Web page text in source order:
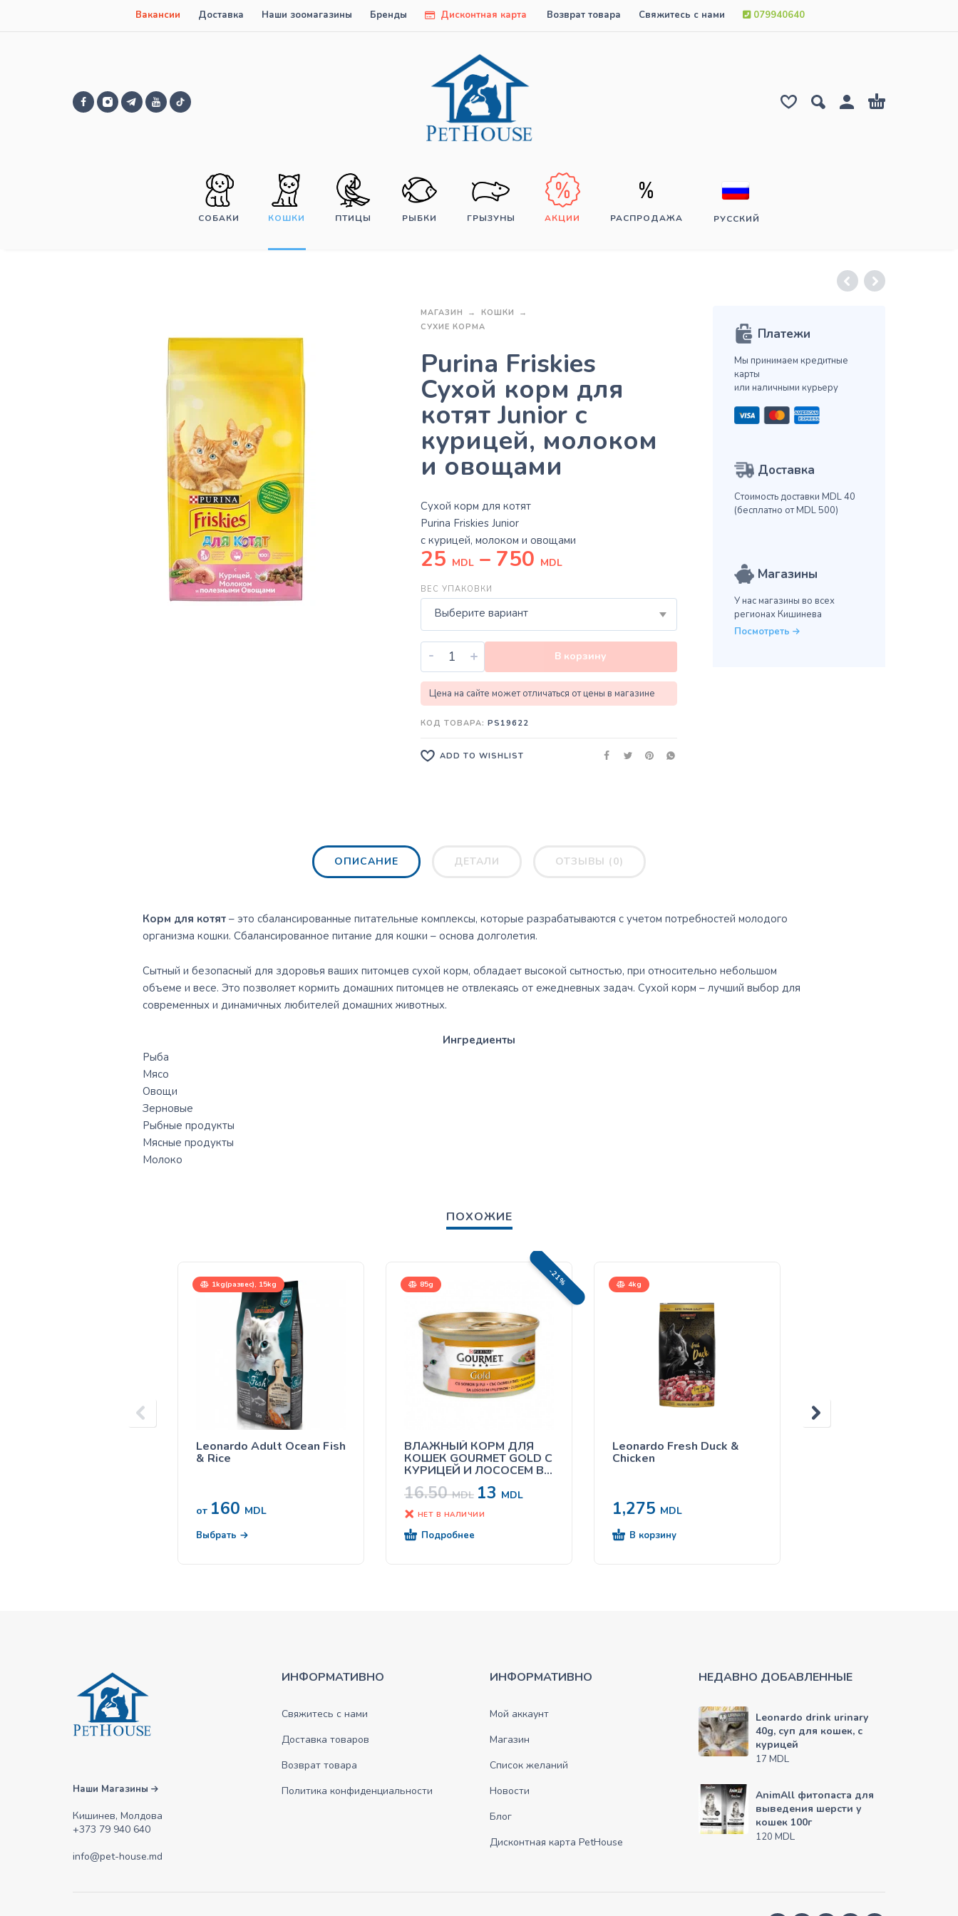
Вакансии Доставка Наши зоомагазины Бренды Дисконтная карта Возврат товара Свяжитесь с нами 079940640
СОБАКИ КОШКИ ПТИЦЫ РЫБКИ ГРЫЗУНЫ АКЦИИ РАСПРОДАЖА РУССКИЙ
МАГАЗИН
КОШКИ
СУХИЕ КОРМА
Purina Friskies
Сухой корм для
котят Junior с
курицей, молоком
и овощами
Сухой корм для котят
Purina Friskies Junior
с курицей, молоком и овощами
25 MDL – 750 MDL
ВЕС УПАКОВКИ
Выберите вариант
- + В корзину
Цена на сайте может отличаться от цены в магазине
КОД ТОВАРА: PS19622
ADD TO WISHLIST
Платежи
Мы принимаем кредитные
карты
или наличными курьеру
Доставка
Стоимость доставки MDL 40
(бесплатно от MDL 500)
Магазины
У нас магазины во всех
регионах Кишинева
Посмотреть
ОПИСАНИЕ ДЕТАЛИ ОТЗЫВЫ (0)
Корм для котят– это сбалансированные питательные комплексы, которые разрабатываются с учетом потребностей молодого
организма кошки. Сбалансированное питание для кошки – основа долголетия.
Сытный и безопасный для здоровья ваших питомцев сухой корм, обладает высокой сытностью, при относительно небольшом
объеме и весе. Это позволяет кормить домашних питомцев не отвлекаясь от ежедневных задач. Сухой корм – лучший выбор для
современных и динамичных любителей домашних животных.
Ингредиенты
Рыба
Мясо
Овощи
Зерновые
Рыбные продукты
Мясные продукты
Молоко
ПОХОЖИЕ
1kg(развес), 15kg
Leonardo Adult Ocean Fish
& Rice
от 160 MDL
Выбрать
85g -21%
ВЛАЖНЫЙ КОРМ ДЛЯ
КОШЕК GOURMET GOLD С
КУРИЦЕЙ И ЛОСОСЕМ В
СОУСЕ 85Г
16.50MDL 13 MDL
НЕТ В НАЛИЧИИ
Подробнее
4kg
Leonardo Fresh Duck &
Chicken
1,275 MDL
В корзину
Наши Магазины
Кишинев, Молдова
+373 79 940 640
info@pet-house.md
ИНФОРМАТИВНО
Свяжитесь с нами
Доставка товаров
Возврат товара
Политика конфиденциальности
ИНФОРМАТИВНО
Мой аккаунт
Магазин
Список желаний
Новости
Блог
Дисконтная карта PetHouse
НЕДАВНО ДОБАВЛЕННЫЕ
Leonardo drink urinary
40g, суп для кошек, с
курицей
17 MDL
AnimAll фитопаста для
выведения шерсти у
кошек 100г
120 MDL